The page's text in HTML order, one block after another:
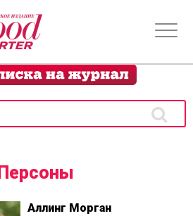
Персоны
Аллинг Морган